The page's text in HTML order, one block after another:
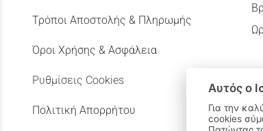
Τρόποι Αποστολής & Πληρωμής
Όροι Χρήσης & Ασφάλεια
Ρυθμίσεις Cookies
Πολιτική Απορρήτου
Αυτός ο
Για την
cookies